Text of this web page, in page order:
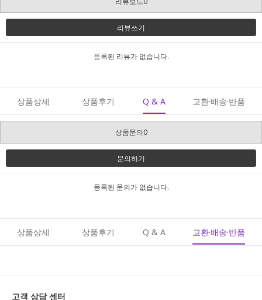
리뷰쓰기
등록된 리뷰가 없습니다.
상품상세 상품후기 Q & A 교환·배송·반품
상품문의0
문의하기
등록된 문의가 없습니다.
상품상세 상품후기 Q & A 교환·배송·반품
고객 상담 센터